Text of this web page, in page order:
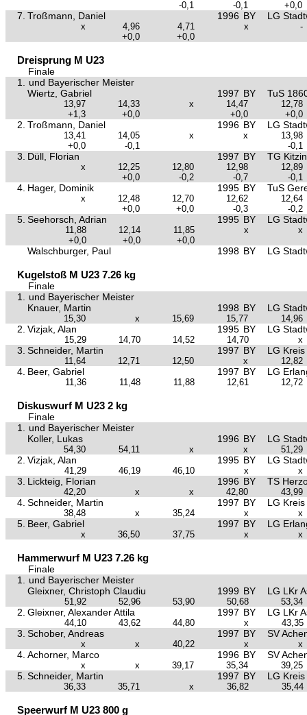
-0,1
-0,1 +0,0
7. Troßmann, Daniel 1996 BY LG
x 4,96 4,71 x
-
+0,0
+0,0
Dreisprung M U23
Finale
1.
und Bayerischer Meister
Wiertz, Gabriel
1997 BY TuS
13,97 14,33 x 14,47
12,78
+1,3
+0,0 +0,0 +0,0
2. Troßmann, Daniel 1996 BY LG
13,41 14,05 x x
13,98
+0,0
-0,1 -0,1
3. Düll, Florian 1997 BY TG
x 12,25 12,80 12,98
12,89
+0,0
-0,2 -0,7 -0,1
4. Hager, Dominik 1995 BY TuS
x 12,48 12,70 12,62
12,64
+0,0
+0,0 -0,3 -0,2
5. Seehorsch, Adrian 1995 BY LG
11,88 12,14 11,85 x
x
+0,0
+0,0 +0,0
Walschburger, Paul 1998 BY LG
Kugelstoß M U23 7.26 kg
Finale
1.
und Bayerischer Meister
Knauer, Martin
1998 BY LG
15,30 x 15,69 15,77 14,96
2. Vizjak, Alan 1995 BY LG
15,29 14,70 14,52 14,70 x
3. Schneider, Martin 1997 BY LG
11,64 12,71 12,50 x 12,82
4. Beer, Gabriel 1997 BY LG
11,36 11,48 11,88 12,61 12,72
Diskuswurf M U23 2 kg
Finale
1.
und Bayerischer Meister
Koller, Lukas
1996 BY LG
54,30 54,11 x x 51,29
2. Vizjak, Alan 1995 BY LG
41,29 46,19 46,10 x x
3. Lickteig, Florian 1996 BY TS
42,20 x x 42,80 43,99
4. Schneider, Martin 1997 BY LG
38,48 x 35,24 x x
5. Beer, Gabriel 1997 BY LG
x 36,50 37,75 x x
Hammerwurf M U23 7.26 kg
Finale
1.
und Bayerischer Meister
Gleixner, Christoph Claudiu
1999 BY LG LKr
51,92 52,96 53,90 50,68 53,34
2. Gleixner, Alexander Attila 1997 BY LG LKr
44,10 43,62 44,80 x 43,35
3. Schober, Andreas 1997 BY SV
x x 40,22 x x
4. Achorner, Marco 1996 BY SV
x x 39,17 35,34 39,25
5. Schneider, Martin 1997 BY LG
36,33 35,71 x 36,82 35,44
Speerwurf M U23 800 g